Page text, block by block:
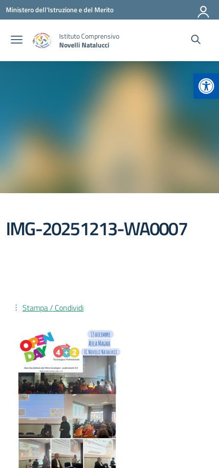
Vai ai contenuti
Vai al menu di navigazione
Vai al footer
Ministero dell'Istruzione e del Merito
Istituto Comprensivo
Novelli Natalucci
IMG-20251213-WA0007
Stampa / Condividi